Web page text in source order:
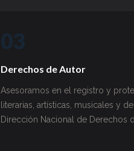
03
Derechos de Autor
Asesoramos en el registro y
literarias, artísticas, musicales y
Dirección Nacional de Derechos